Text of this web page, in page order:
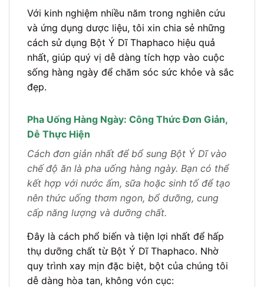
Với kinh nghiệm nhiều năm trong nghiên cứu
và ứng dụng dược liệu, tôi xin chia sẻ những
cách sử dụng Bột Ý Dĩ Thaphaco hiệu quả
nhất, giúp quý vị dễ dàng tích hợp vào cuộc
sống hàng ngày để chăm sóc sức khỏe và sắc
đẹp.
Pha Uống Hàng Ngày: Công Thức Đơn Giản,
Dễ Thực Hiện
Cách đơn giản nhất để bổ sung Bột Ý Dĩ vào
chế độ ăn là pha uống hàng ngày. Bạn có thể
kết hợp với nước ấm, sữa hoặc sinh tố để tạo
nên thức uống thơm ngon, bổ dưỡng, cung
cấp năng lượng và dưỡng chất.
Đây là cách phổ biến và tiện lợi nhất để hấp
thụ dưỡng chất từ Bột Ý Dĩ Thaphaco. Nhờ
quy trình xay mịn đặc biệt, bột của chúng tôi
dễ dàng hòa tan, không vón cục: